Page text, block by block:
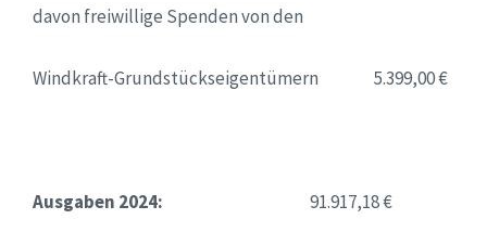
davon freiwillige Spenden von den
Windkraft-Grundstückseigentümern 5.399,00 €
Ausgaben 2024: 91.917,18 €